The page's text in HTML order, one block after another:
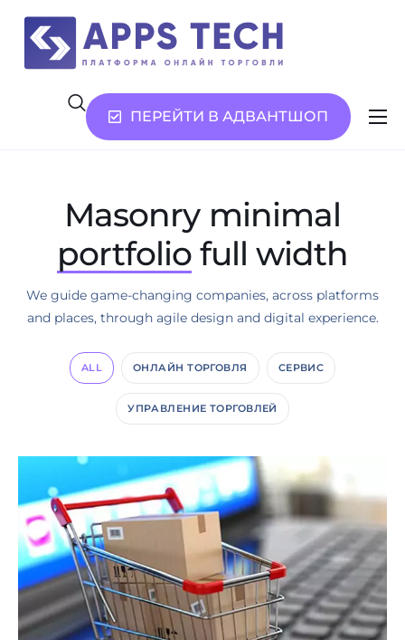
Возможности
Контакты
ПЕРЕЙТИ В АДВАНТШОП
Masonry minimal
portfoliofull width
We guide game-changing companies, across platforms
and places, through agile design and digital experience.
ALL ОНЛАЙН ТОРГОВЛЯ СЕРВИС
УПРАВЛЕНИЕ ТОРГОВЛЕЙ